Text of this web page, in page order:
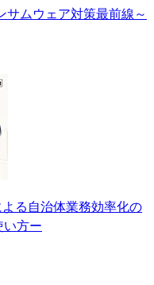
サムウェア対策最前線～
る自治体業務効率化の
方ー